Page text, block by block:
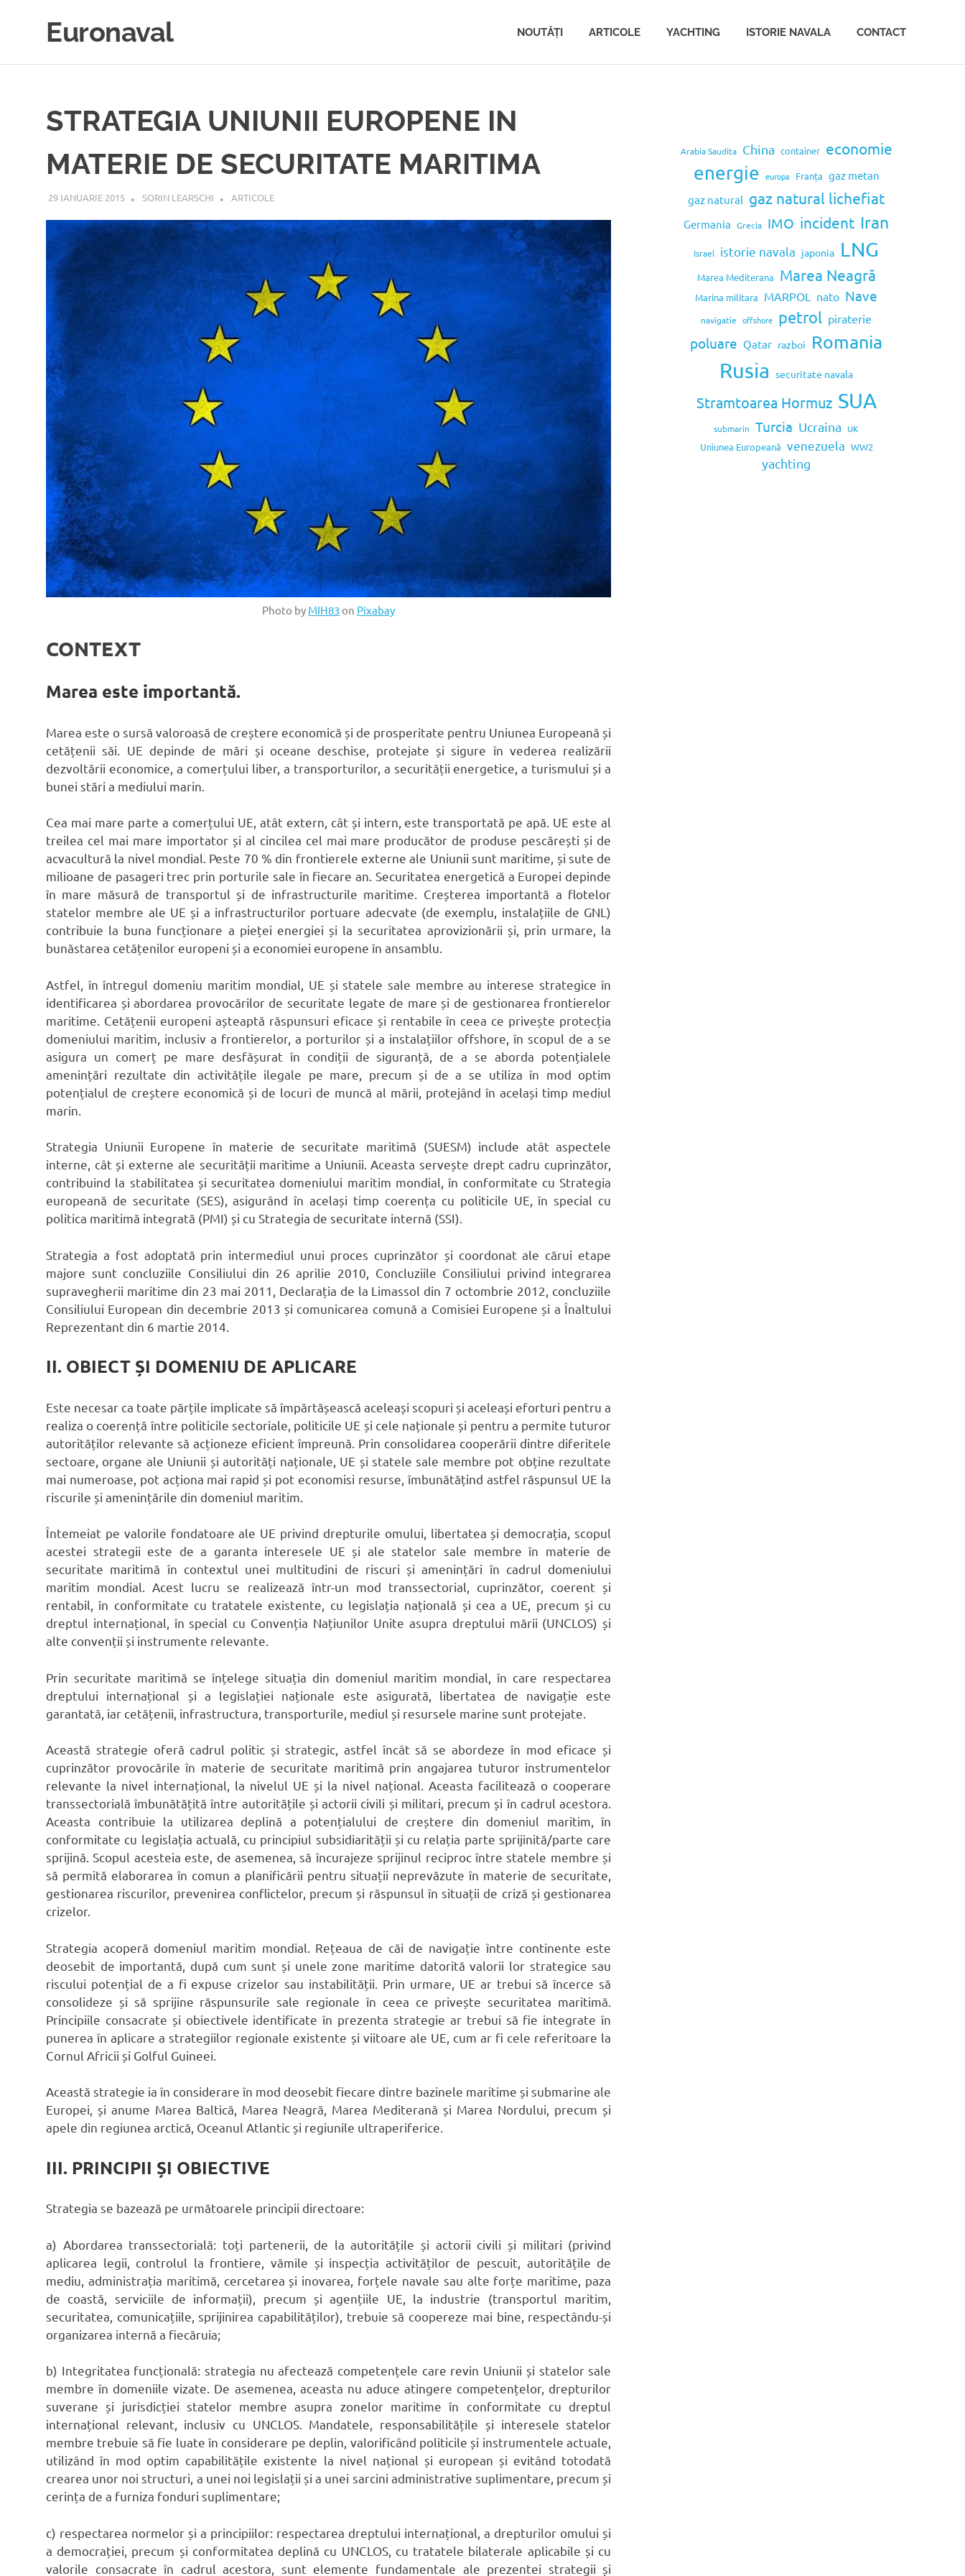
Euronaval
Stiri
informatii
din
naval
NOUTĂŢI ARTICOLE YACHTING ISTORIE NAVALA CONTACT
STRATEGIA UNIUNII EUROPENE IN
MATERIE DE SECURITATE MARITIMA
29 IANUARIE 2015 SORIN LEARSCHI ARTICOLE
Photo by MIH83on Pixabay
CONTEXT
Marea este importantă.
Marea este o sursă valoroasă de creștere economică și de prosperitate pentru Uniunea Europeană și
cetățenii săi. UE depinde de mări și oceane deschise, protejate și sigure în vederea realizării
dezvoltării economice, a comerțului liber, a transporturilor, a securității energetice, a turismului și a
bunei stări a mediului marin.
Cea mai mare parte a comerțului UE, atât extern, cât și intern, este transportată pe apă. UE este al
treilea cel mai mare importator și al cincilea cel mai mare producător de produse pescărești și de
acvacultură la nivel mondial. Peste 70 % din frontierele externe ale Uniunii sunt maritime, și sute de
milioane de pasageri trec prin porturile sale în fiecare an. Securitatea energetică a Europei depinde
în mare măsură de transportul și de infrastructurile maritime. Creșterea importantă a flotelor
statelor membre ale UE și a infrastructurilor portuare adecvate (de exemplu, instalațiile de GNL)
contribuie la buna funcționare a pieței energiei și la securitatea aprovizionării și, prin urmare, la
bunăstarea cetățenilor europeni și a economiei europene în ansamblu.
Astfel, în întregul domeniu maritim mondial, UE și statele sale membre au interese strategice în
identificarea și abordarea provocărilor de securitate legate de mare și de gestionarea frontierelor
maritime. Cetățenii europeni așteaptă răspunsuri eficace și rentabile în ceea ce privește protecția
domeniului maritim, inclusiv a frontierelor, a porturilor și a instalațiilor offshore, în scopul de a se
asigura un comerț pe mare desfășurat în condiții de siguranță, de a se aborda potențialele
amenințări rezultate din activitățile ilegale pe mare, precum și de a se utiliza în mod optim
potențialul de creștere economică și de locuri de muncă al mării, protejând în același timp mediul
marin.
Strategia Uniunii Europene în materie de securitate maritimă (SUESM) include atât aspectele
interne, cât și externe ale securității maritime a Uniunii. Aceasta servește drept cadru cuprinzător,
contribuind la stabilitatea și securitatea domeniului maritim mondial, în conformitate cu Strategia
europeană de securitate (SES), asigurând în același timp coerența cu politicile UE, în special cu
politica maritimă integrată (PMI) și cu Strategia de securitate internă (SSI).
Strategia a fost adoptată prin intermediul unui proces cuprinzător și coordonat ale cărui etape
majore sunt concluziile Consiliului din 26 aprilie 2010, Concluziile Consiliului privind integrarea
supravegherii maritime din 23 mai 2011, Declarația de la Limassol din 7 octombrie 2012, concluziile
Consiliului European din decembrie 2013 și comunicarea comună a Comisiei Europene și a Înaltului
Reprezentant din 6 martie 2014.
II. OBIECT ȘI DOMENIU DE APLICARE
Este necesar ca toate părțile implicate să împărtășească aceleași scopuri și aceleași eforturi pentru a
realiza o coerență între politicile sectoriale, politicile UE și cele naționale și pentru a permite tuturor
autorităților relevante să acționeze eficient împreună. Prin consolidarea cooperării dintre diferitele
sectoare, organe ale Uniunii și autorități naționale, UE și statele sale membre pot obține rezultate
mai numeroase, pot acționa mai rapid și pot economisi resurse, îmbunătățind astfel răspunsul UE la
riscurile și amenințările din domeniul maritim.
Întemeiat pe valorile fondatoare ale UE privind drepturile omului, libertatea și democrația, scopul
acestei strategii este de a garanta interesele UE și ale statelor sale membre în materie de
securitate maritimă în contextul unei multitudini de riscuri și amenințări în cadrul domeniului
maritim mondial. Acest lucru se realizează într-un mod transsectorial, cuprinzător, coerent și
rentabil, în conformitate cu tratatele existente, cu legislația națională și cea a UE, precum și cu
dreptul internațional, în special cu Convenția Națiunilor Unite asupra dreptului mării (UNCLOS) și
alte convenții și instrumente relevante.
Prin securitate maritimă se înțelege situația din domeniul maritim mondial, în care respectarea
dreptului internațional și a legislației naționale este asigurată, libertatea de navigație este
garantată, iar cetățenii, infrastructura, transporturile, mediul și resursele marine sunt protejate.
Această strategie oferă cadrul politic și strategic, astfel încât să se abordeze în mod eficace și
cuprinzător provocările în materie de securitate maritimă prin angajarea tuturor instrumentelor
relevante la nivel internațional, la nivelul UE și la nivel național. Aceasta facilitează o cooperare
transsectorială îmbunătățită între autoritățile și actorii civili și militari, precum și în cadrul acestora.
Aceasta contribuie la utilizarea deplină a potențialului de creștere din domeniul maritim, în
conformitate cu legislația actuală, cu principiul subsidiarității și cu relația parte sprijinită/parte care
sprijină. Scopul acesteia este, de asemenea, să încurajeze sprijinul reciproc între statele membre și
să permită elaborarea în comun a planificării pentru situații neprevăzute în materie de securitate,
gestionarea riscurilor, prevenirea conflictelor, precum și răspunsul în situații de criză și gestionarea
crizelor.
Strategia acoperă domeniul maritim mondial. Rețeaua de căi de navigație între continente este
deosebit de importantă, după cum sunt și unele zone maritime datorită valorii lor strategice sau
riscului potențial de a fi expuse crizelor sau instabilității. Prin urmare, UE ar trebui să încerce să
consolideze și să sprijine răspunsurile sale regionale în ceea ce privește securitatea maritimă.
Principiile consacrate și obiectivele identificate în prezenta strategie ar trebui să fie integrate în
punerea în aplicare a strategiilor regionale existente și viitoare ale UE, cum ar fi cele referitoare la
Cornul Africii și Golful Guineei.
Această strategie ia în considerare în mod deosebit fiecare dintre bazinele maritime și submarine ale
Europei, și anume Marea Baltică, Marea Neagră, Marea Mediterană și Marea Nordului, precum și
apele din regiunea arctică, Oceanul Atlantic și regiunile ultraperiferice.
III. PRINCIPII ȘI OBIECTIVE
Strategia se bazează pe următoarele principii directoare:
a) Abordarea transsectorială: toți partenerii, de la autoritățile și actorii civili și militari (privind
aplicarea legii, controlul la frontiere, vămile și inspecția activităților de pescuit, autoritățile de
mediu, administrația maritimă, cercetarea și inovarea, forțele navale sau alte forțe maritime, paza
de coastă, serviciile de informații), precum și agențiile UE, la industrie (transportul maritim,
securitatea, comunicațiile, sprijinirea capabilităților), trebuie să coopereze mai bine, respectându-și
organizarea internă a fiecăruia;
b) Integritatea funcțională: strategia nu afectează competențele care revin Uniunii și statelor sale
membre în domeniile vizate. De asemenea, aceasta nu aduce atingere competențelor, drepturilor
suverane și jurisdicției statelor membre asupra zonelor maritime în conformitate cu dreptul
internațional relevant, inclusiv cu UNCLOS. Mandatele, responsabilitățile și interesele statelor
membre trebuie să fie luate în considerare pe deplin, valorificând politicile și instrumentele actuale,
utilizând în mod optim capabilitățile existente la nivel național și european și evitând totodată
crearea unor noi structuri, a unei noi legislații și a unei sarcini administrative suplimentare, precum și
cerința de a furniza fonduri suplimentare;
c) respectarea normelor și a principiilor: respectarea dreptului internațional, a drepturilor omului și
a democrației, precum și conformitatea deplină cu UNCLOS, cu tratatele bilaterale aplicabile și cu
valorile consacrate în cadrul acestora, sunt elemente fundamentale ale prezentei strategii și
Arabia Saudita China container economie
energie europa Franța gaz metan
gaz natural gaz natural lichefiat
Germania Grecia IMO incident Iran
Israel istorie navala japonia LNG
Marea Mediterana Marea Neagră
Marina militara MARPOL nato Nave
navigatie offshore petrol piraterie
poluare Qatar razboi Romania
Rusia securitate navala
Stramtoarea Hormuz SUA
submarin Turcia Ucraina UK
Uniunea Europeană venezuela WW2
yachting